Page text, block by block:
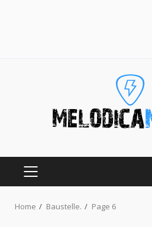
PRIMARY
Home Baustelle. Page 6